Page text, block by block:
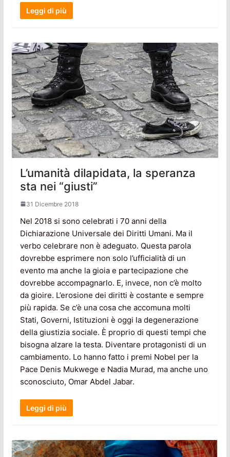
Leggi di più
L’umanità dilapidata, la speranza
sta nei “giusti”
31 Dicembre 2018
Nel 2018 si sono celebrati i 70 anni della
Dichiarazione Universale dei Diritti Umani. Ma il
verbo celebrare non è adeguato. Questa parola
dovrebbe esprimere non solo l’ufficialità di un
evento ma anche la gioia e partecipazione che
dovrebbe accompagnarlo. E, invece, non c’è molto
da gioire. L’erosione dei diritti è costante e sempre
più rapida. Se c’è una cosa che accomuna molti
Stati, Governi, Istituzioni è oggi la degenerazione
della giustizia sociale. È proprio di questi tempi che
bisogna alzare la testa. Diventare protagonisti di un
cambiamento. Lo hanno fatto i premi Nobel per la
Pace Denis Mukwege e Nadia Murad, ma anche uno
sconosciuto, Omar Abdel Jabar.
Leggi di più